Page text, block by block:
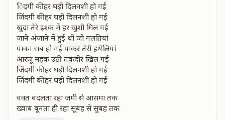
िंदगी की हर घड़ी दिलनशी हो गई
जिंदगी की हर घड़ी दिलनशी हो गई
खुदा तेरे इश्क में हर खुशी मिल गई
जाने अंजाने में हुई थी जो गलतियां
पावन सब हो गई पाकर तेरी हथेलियां
आरजू महक उठी तकदीर खिल गई
जिंदगी की हर घड़ी दिलनशी हो गई
जिंदगी की हर घड़ी दिलनशी हो गई
वक्त बदलता रहा जमी से आसमा तक
ख्वाब बूनता ही रहा सूबह से सुबह तक